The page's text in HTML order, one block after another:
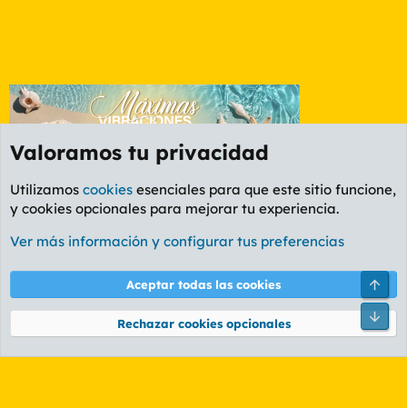
Foro Informática y Videojuegos
Cookies
PL OLDSTYLE AMARILLO
Términos y reglas Política de privacidad Ayuda
Community platform by XenForo® © 2010-2026 XenForo Ltd.
Valoramos tu privacidad
Utilizamos cookies esenciales para que este sitio funcione,
y cookies opcionales para mejorar tu experiencia.
Ver más información y configurar tus preferencias
Aceptar todas las cookies
Rechazar cookies opcionales
Pie